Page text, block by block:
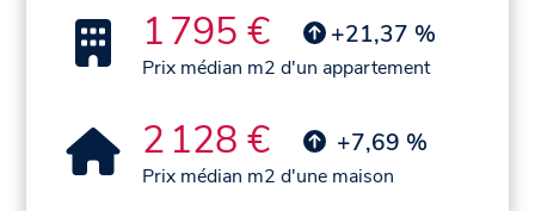
1 795 € +21,37 %
Prix médian m2 d'un appartement
2 128 € +7,69 %
Prix médian m2 d'une maison